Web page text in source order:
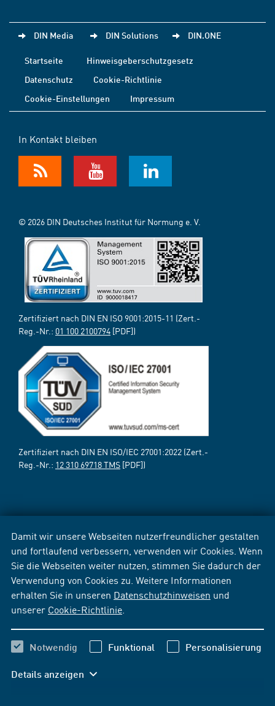
Damit wir unsere Webseiten nutzerfreundlicher gestalten
und fortlaufend verbessern, verwenden wir Cookies. Wenn
Sie die Webseiten weiter nutzen, stimmen Sie dadurch der
Verwendung von Cookies zu. Weitere Informationen
erhalten Sie in unseren Datenschutzhinweisen und
unserer Cookie-Richtlinie
Notwendig Funktional Personalisierung
Details anzeigen
DIN Media DIN Solutions DIN.ONE
Startseite
Hinweisgeberschutzgesetz
Datenschutz
Cookie-Richtlinie
Cookie-Einstellungen
Impressum
In Kontakt bleiben
© 2026 DIN Deutsches Institut für Normung e. V.
Zertifiziert nach DIN EN ISO 9001:2015-11 (Zert.-
Reg.-Nr.: 01 100 2100794 [PDF])
Zertifiziert nach DIN EN ISO/IEC 27001:2022 (Zert.-
Reg.-Nr.: 12 310 69718 TMS [PDF])